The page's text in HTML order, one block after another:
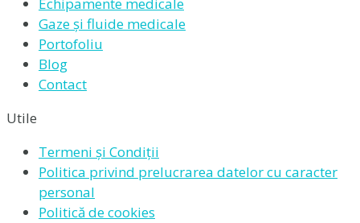
Echipamente medicale
Gaze și fluide medicale
Portofoliu
Blog
Contact
Utile
Termeni și Condiții
Politica privind prelucrarea datelor cu caracter
personal
Politică de cookies